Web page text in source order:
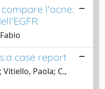
l'acne:
case report
Paola; C.,